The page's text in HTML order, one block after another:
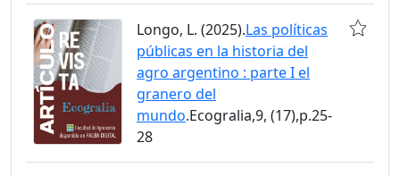
Longo, L. (2025).Las políticas
públicas en la historia del
agro argentino : parte I el
granero del
mundo.Ecogralia,9, (17),p.25-
28